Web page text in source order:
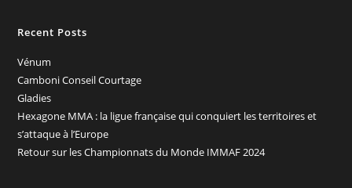
Recent Posts
Vénum
Camboni Conseil Courtage
Gladies
Hexagone MMA : la ligue française qui conquiert les territoires et
s’attaque à l’Europe
Retour sur les Championnats du Monde IMMAF 2024